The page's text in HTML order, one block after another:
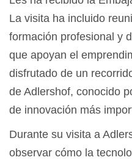
La visita ha incluido
formación profesional y
que apoyan el
disfrutado de un
de Adlershof, conocido
de innovación más
Durante su visita a
observar cómo la